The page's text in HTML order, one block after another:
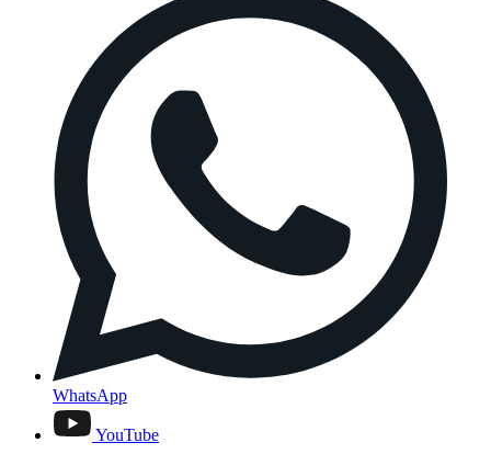
WhatsApp
YouTube